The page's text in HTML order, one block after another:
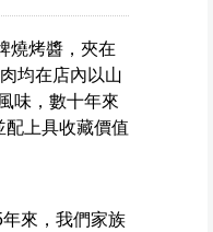
燒烤醬，夾在
均在店內以山
味，數十年來
配上具收藏價值
來，我們家族